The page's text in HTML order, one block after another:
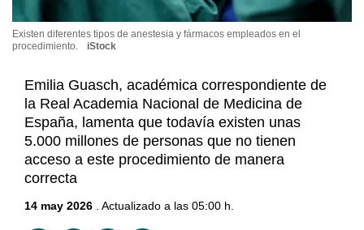
Existen diferentes tipos de anestesia y fármacos empleados en el
procedimiento.
iStock
Emilia Guasch, académica correspondiente de
la Real Academia Nacional de Medicina de
España, lamenta que todavía existen unas
5.000 millones de personas que no tienen
acceso a este procedimiento de manera
correcta
14 may 2026 . Actualizado a las 05:00 h.